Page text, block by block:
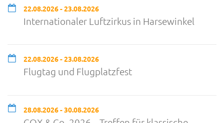
22.08.2026 - 23.08.2026
Internationaler Luftzirkus in Harsewinkel
22.08.2026 - 23.08.2026
Flugtag und Flugplatzfest
28.08.2026 - 30.08.2026